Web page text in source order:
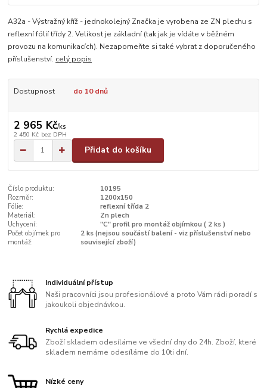
A32a - Výstražný kříž - jednokolejný Značka je vyrobena ze ZN plechu s
reflexní fólií třídy 2. Velikost je základní (tak jak je vídáte v běžném
provozu na komunikacích). Nezapomeňte si také vybrat z doporučeného
příslušenství. celý popis
Dostupnost do 10 dnů
2 965 Kč/ks
2 450 Kč bez DPH
Přidat do košíku
Číslo produktu:
10195
Rozměr:
1200x150
Fólie:
reflexní třída 2
Materiál:
Zn plech
Uchycení:
"C" profil pro montáž objímkou ( 2 ks )
Počet objímek pro
montáž:
2 ks (nejsou součástí balení - viz příslušenství nebo
související zboží)
Individuální přístup
Naši pracovníci jsou profesionálové a proto Vám rádi poradí s
jakoukoli objednávkou.
Rychlá expedice
Zboží skladem odesíláme ve všední dny do 24h. Zboží, které
skladem nemáme odesíláme do 10ti dní.
Nízké ceny